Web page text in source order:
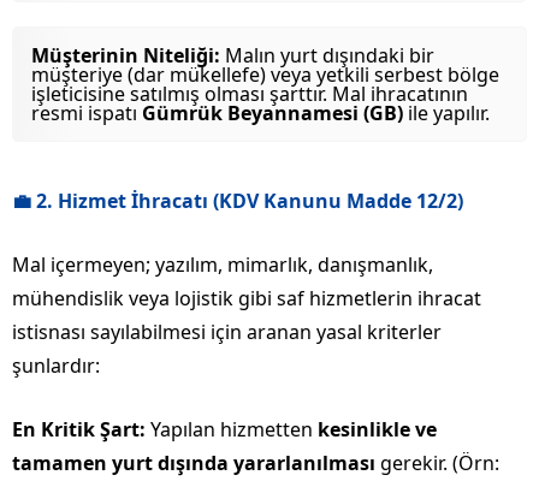
Müşterinin Niteliği: Malın yurt dışındaki bir
müşteriye (dar mükellefe) veya yetkili serbest bölge
işleticisine satılmış olması şarttır. Mal ihracatının
resmi ispatı Gümrük Beyannamesi (GB) ile yapılır.
💼 2. Hizmet İhracatı (KDV Kanunu Madde 12/2)
Mal içermeyen; yazılım, mimarlık, danışmanlık,
mühendislik veya lojistik gibi saf hizmetlerin ihracat
istisnası sayılabilmesi için aranan yasal kriterler
şunlardır:
En Kritik Şart: Yapılan hizmetten kesinlikle ve
tamamen yurt dışında yararlanılması gerekir. (Örn: